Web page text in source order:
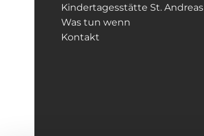
Kindertagesstätte St. Andreas
Was tun wenn
Kontakt